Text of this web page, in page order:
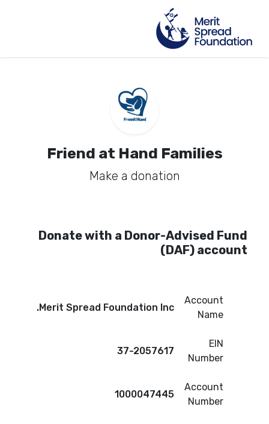
Friend at Hand Families
Make a donation
Donate with a Donor-Advised Fund
(DAF) account
Account
Name
Merit Spread Foundation Inc.
EIN
Number
37-2057617
Account
Number
1000047445